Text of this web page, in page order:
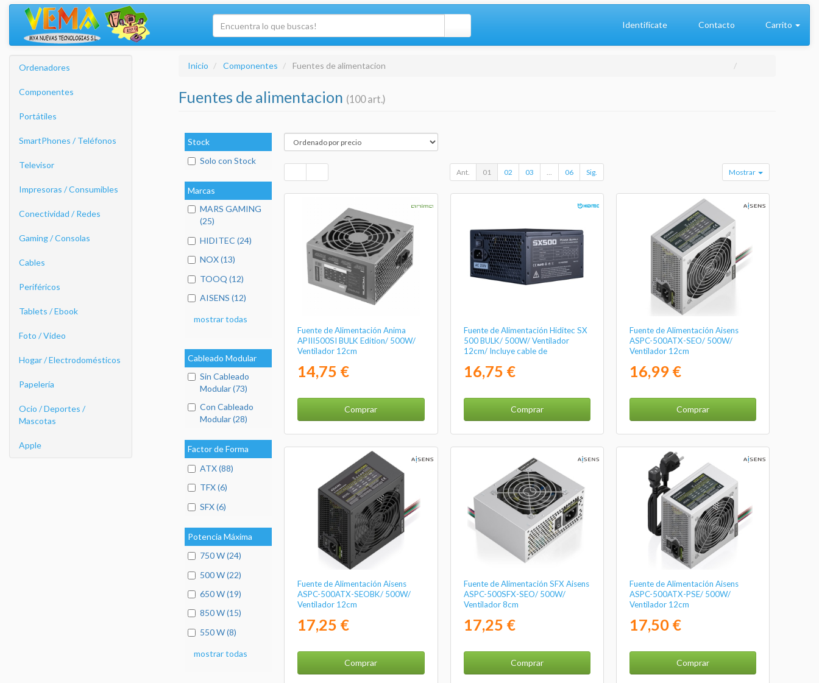
Identifícate Contacto Carrito
Ordenadores
Componentes
Portátiles
SmartPhones / Teléfonos
Televisor
Impresoras / Consumibles
Conectividad / Redes
Gaming / Consolas
Cables
Periféricos
Tablets / Ebook
Foto / Video
Hogar / Electrodomésticos
Papelería
Ocio / Deportes /
Mascotas
Apple
Inicio Componentes Fuentes de alimentacion
Fuentes de alimentacion (100 art.)
Stock
Solo con Stock
Marcas
MARS GAMING
(25)
HIDITEC (24)
NOX (13)
TOOQ (12)
AISENS (12)
mostrar todas
Cableado Modular
Sin Cableado
Modular (73)
Con Cableado
Modular (28)
Factor de Forma
ATX (88)
TFX (6)
SFX (6)
Potencia Máxima
750 W (24)
500 W (22)
650 W (19)
850 W (15)
550 W (8)
mostrar todas
Ant. 01 02 03 ... 06 Sig. Mostrar
Fuente de Alimentación Anima
APIII500SI BULK Edition/ 500W/
Ventilador 12cm
14,75 €
Comprar
Fuente de Alimentación Hiditec SX
500 BULK/ 500W/ Ventilador
12cm/ Incluye cable de
16,75 €
Comprar
Fuente de Alimentación Aisens
ASPC-500ATX-SEO/ 500W/
Ventilador 12cm
16,99 €
Comprar
Fuente de Alimentación Aisens
ASPC-500ATX-SEOBK/ 500W/
Ventilador 12cm
17,25 €
Comprar
Fuente de Alimentación SFX Aisens
ASPC-500SFX-SEO/ 500W/
Ventilador 8cm
17,25 €
Comprar
Fuente de Alimentación Aisens
ASPC-500ATX-PSE/ 500W/
Ventilador 12cm
17,50 €
Comprar